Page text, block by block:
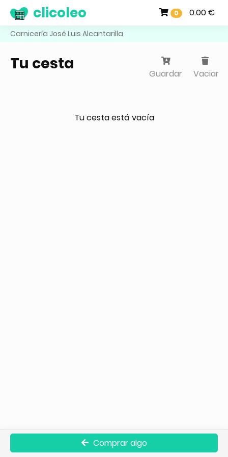
0 0.00 €
clicoleo
Carnicería José Luis Alcantarilla
Tu cesta
Guardar Vaciar
Tu cesta está vacía
Comprar algo